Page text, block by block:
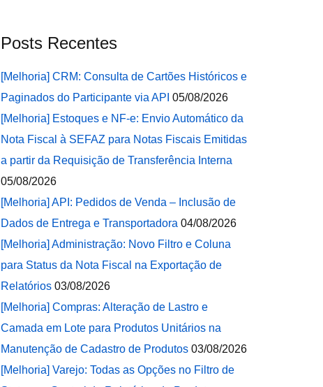
Posts Recentes
[Melhoria] CRM: Consulta de Cartões Históricos e
Paginados do Participante via API 05/08/2026
[Melhoria] Estoques e NF-e: Envio Automático da
Nota Fiscal à SEFAZ para Notas Fiscais Emitidas
a partir da Requisição de Transferência Interna
05/08/2026
[Melhoria] API: Pedidos de Venda – Inclusão de
Dados de Entrega e Transportadora 04/08/2026
[Melhoria] Administração: Novo Filtro e Coluna
para Status da Nota Fiscal na Exportação de
Relatórios 03/08/2026
[Melhoria] Compras: Alteração de Lastro e
Camada em Lote para Produtos Unitários na
Manutenção de Cadastro de Produtos 03/08/2026
[Melhoria] Varejo: Todas as Opções no Filtro de